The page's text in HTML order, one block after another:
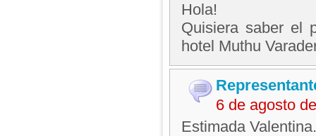
Hola!
Quisiera saber el
hotel Muthu
6 de agosto
Estimada Valentina.